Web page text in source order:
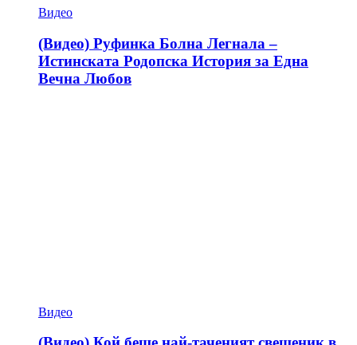
Видео
(Видео) Руфинка Болна Легнала –
Истинската Родопска История за Една
Вечна Любов
Видео